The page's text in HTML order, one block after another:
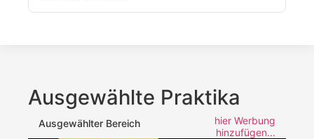
Ausgewählte Praktika
Ausgewählter Bereich
hier Werbung
hinzufügen...